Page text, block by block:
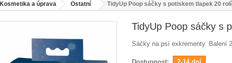
Kosmetika a úprava Ostatní TidyUp Poop sáčky s potiskem tlapek 20
TidyUp Poop sáčky s
Sáčky na psí exkrementy. Balení